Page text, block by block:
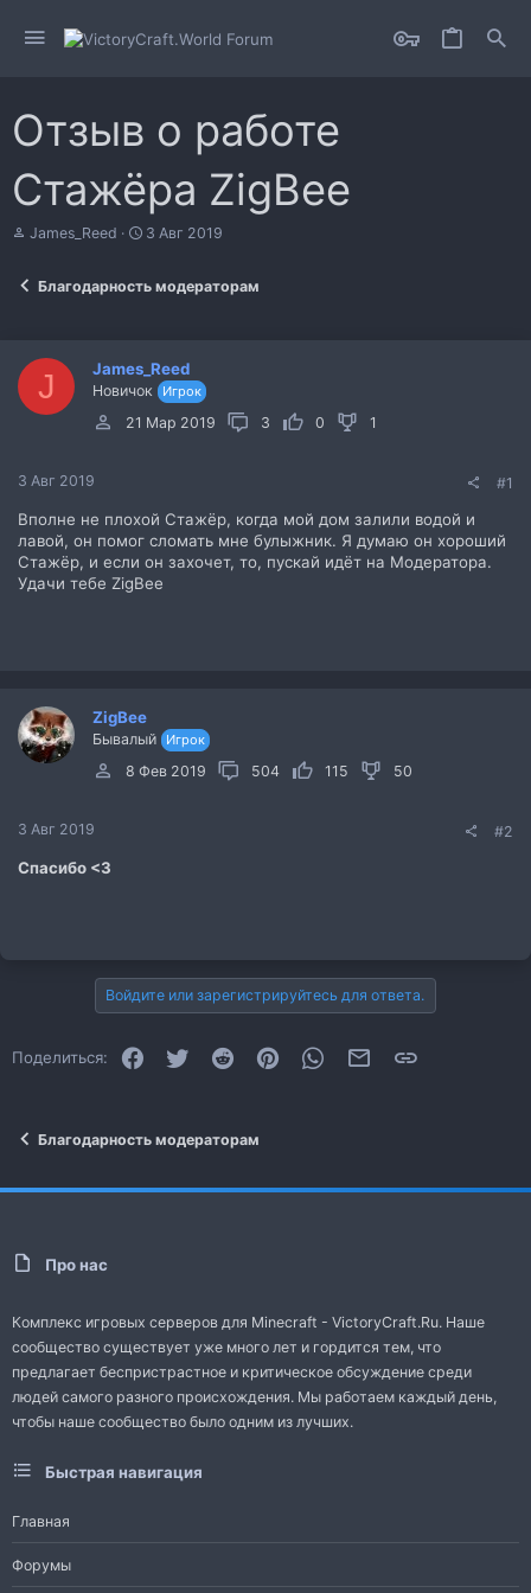
Отзыв о работе
Стажёра ZigBee
А
ы
James_Reed
Д
а
а
л
а
3 Авг 2019
Благодарность модераторам
J James_Reed
Новичок Игрок
21 Мар 2019 3 0 1
3 Авг 2019 #1
Вполне не плохой Стажёр, когда мой дом залили водой и
лавой, он помог сломать мне булыжник. Я думаю он хороший
Стажёр, и если он захочет, то, пускай идёт на Модератора.
Удачи тебе ZigBee
ZigBee
Бывалый Игрок
8 Фев 2019 504 115 50
3 Авг 2019 #2
Спасибо <3
Войдите или зарегистрируйтесь для ответа.
Поделиться: FacebookTwitter Reddit PinterestWhatsAppЭлектронная почта
Благодарность модераторам
Про нас
Комплекс игровых серверов для Minecraft - VictoryCraft.Ru. Наше
сообщество существует уже много лет и гордится тем, что
предлагает беспристрастное и критическое обсуждение среди
людей самого разного происхождения. Мы работаем каждый день,
чтобы наше сообщество было одним из лучших.
Быстрая навигация
Главная
Форумы